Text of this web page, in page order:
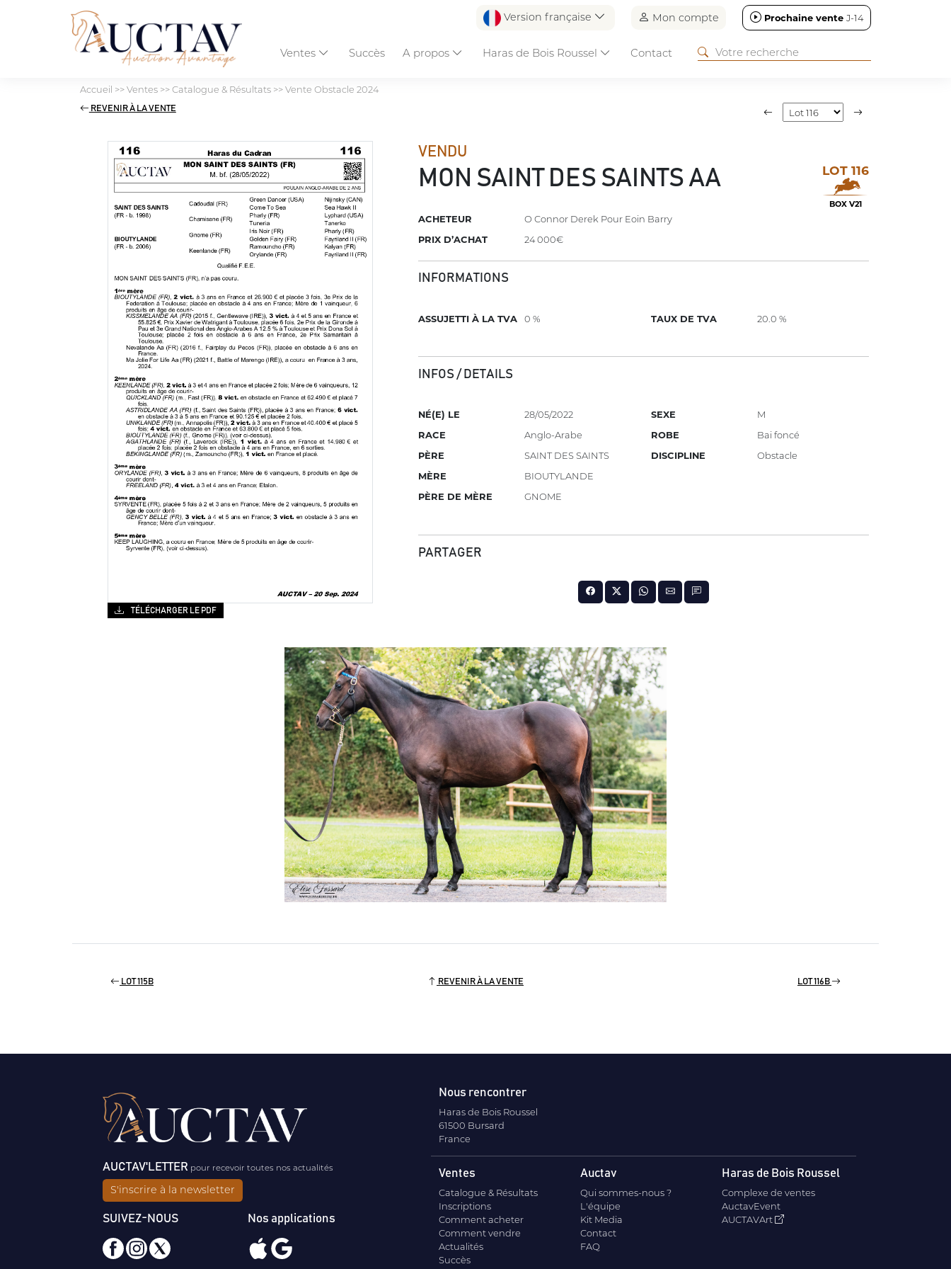
Version française Mon compte Prochaine vente J-14
Ventes Succès A propos Haras de Bois Roussel Contact
Accueil >>Ventes>>Catalogue & Résultats>>Vente Obstacle 2024
REVENIR À LA VENTE
VENDU
MON SAINT DES SAINTS AA LOT 116
BOX V21
ACHETEUR
O Connor Derek Pour Eoin Barry
PRIX D’ACHAT
24 000€
INFORMATIONS
ASSUJETTI À LA TVA 0 % TAUX DE TVA 20.0 %
INFOS / DETAILS
NÉ(E) LE
28/05/2022
RACE
Anglo-Arabe
PÈRE
SAINT DES SAINTS
MÈRE
BIOUTYLANDE
PÈRE DE MÈRE
GNOME
SEXE
M
ROBE
Bai foncé
DISCIPLINE
Obstacle
PARTAGER
TÉLÉCHARGER LE PDF
LOT 115B REVENIR À LA VENTE LOT 116B
AUCTAV'LETTER pour recevoir toutes nos actualités
S'inscrire à la newsletter
SUIVEZ-NOUS Nos applications
Nous rencontrer
Haras de Bois Roussel
61500 Bursard
France
Ventes
Catalogue & Résultats
Inscriptions
Comment acheter
Comment vendre
Actualités
Succès
Auctav
Qui sommes-nous ?
L'équipe
Kit Media
Contact
FAQ
Haras de Bois Roussel
Complexe de ventes
AuctavEvent
AUCTAVArt